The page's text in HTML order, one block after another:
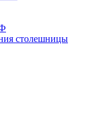
столешницы